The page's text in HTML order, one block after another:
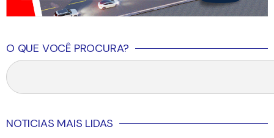
O QUE VOCÊ PROCURA?
NOTICIAS MAIS LIDAS